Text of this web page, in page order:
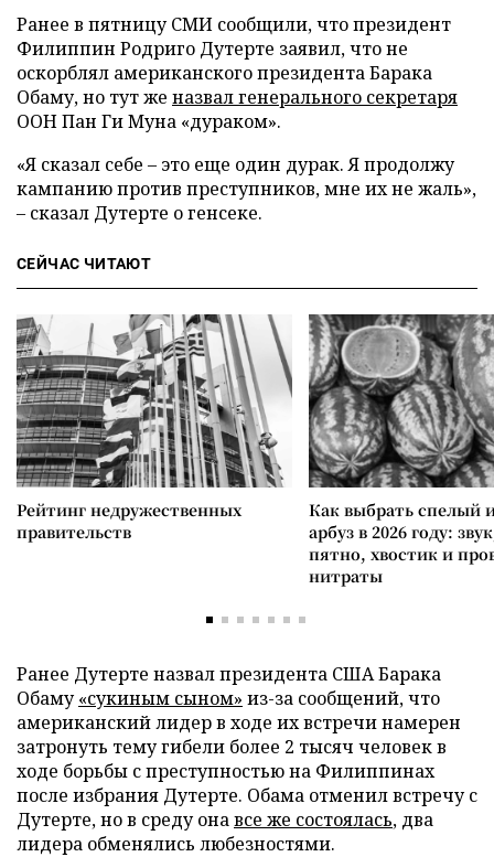
Ранее в пятницу СМИ сообщили, что президент
Филиппин Родриго Дутерте заявил, что не
оскорблял американского президента Барака
Обаму, но тут же назвал генерального секретаря
ООН Пан Ги Муна «дураком».
«Я сказал себе – это еще один дурак. Я продолжу
кампанию против преступников, мне их не жаль»,
– сказал Дутерте о генсеке.
СЕЙЧАС ЧИТАЮТ
Рейтинг недружественных
правительств
Как выбрать спелый
арбуз в 2026 году:
пятно, хвостик и
нитраты
Ранее Дутерте назвал президента США Барака
Обаму«сукиным сыном» из-за сообщений, что
американский лидер в ходе их встречи намерен
затронуть тему гибели более 2 тысяч человек в
ходе борьбы с преступностью на Филиппинах
после избрания Дутерте. Обама отменил встречу с
Дутерте, но в среду онавсе же состоялась, два
лидера обменялись любезностями.